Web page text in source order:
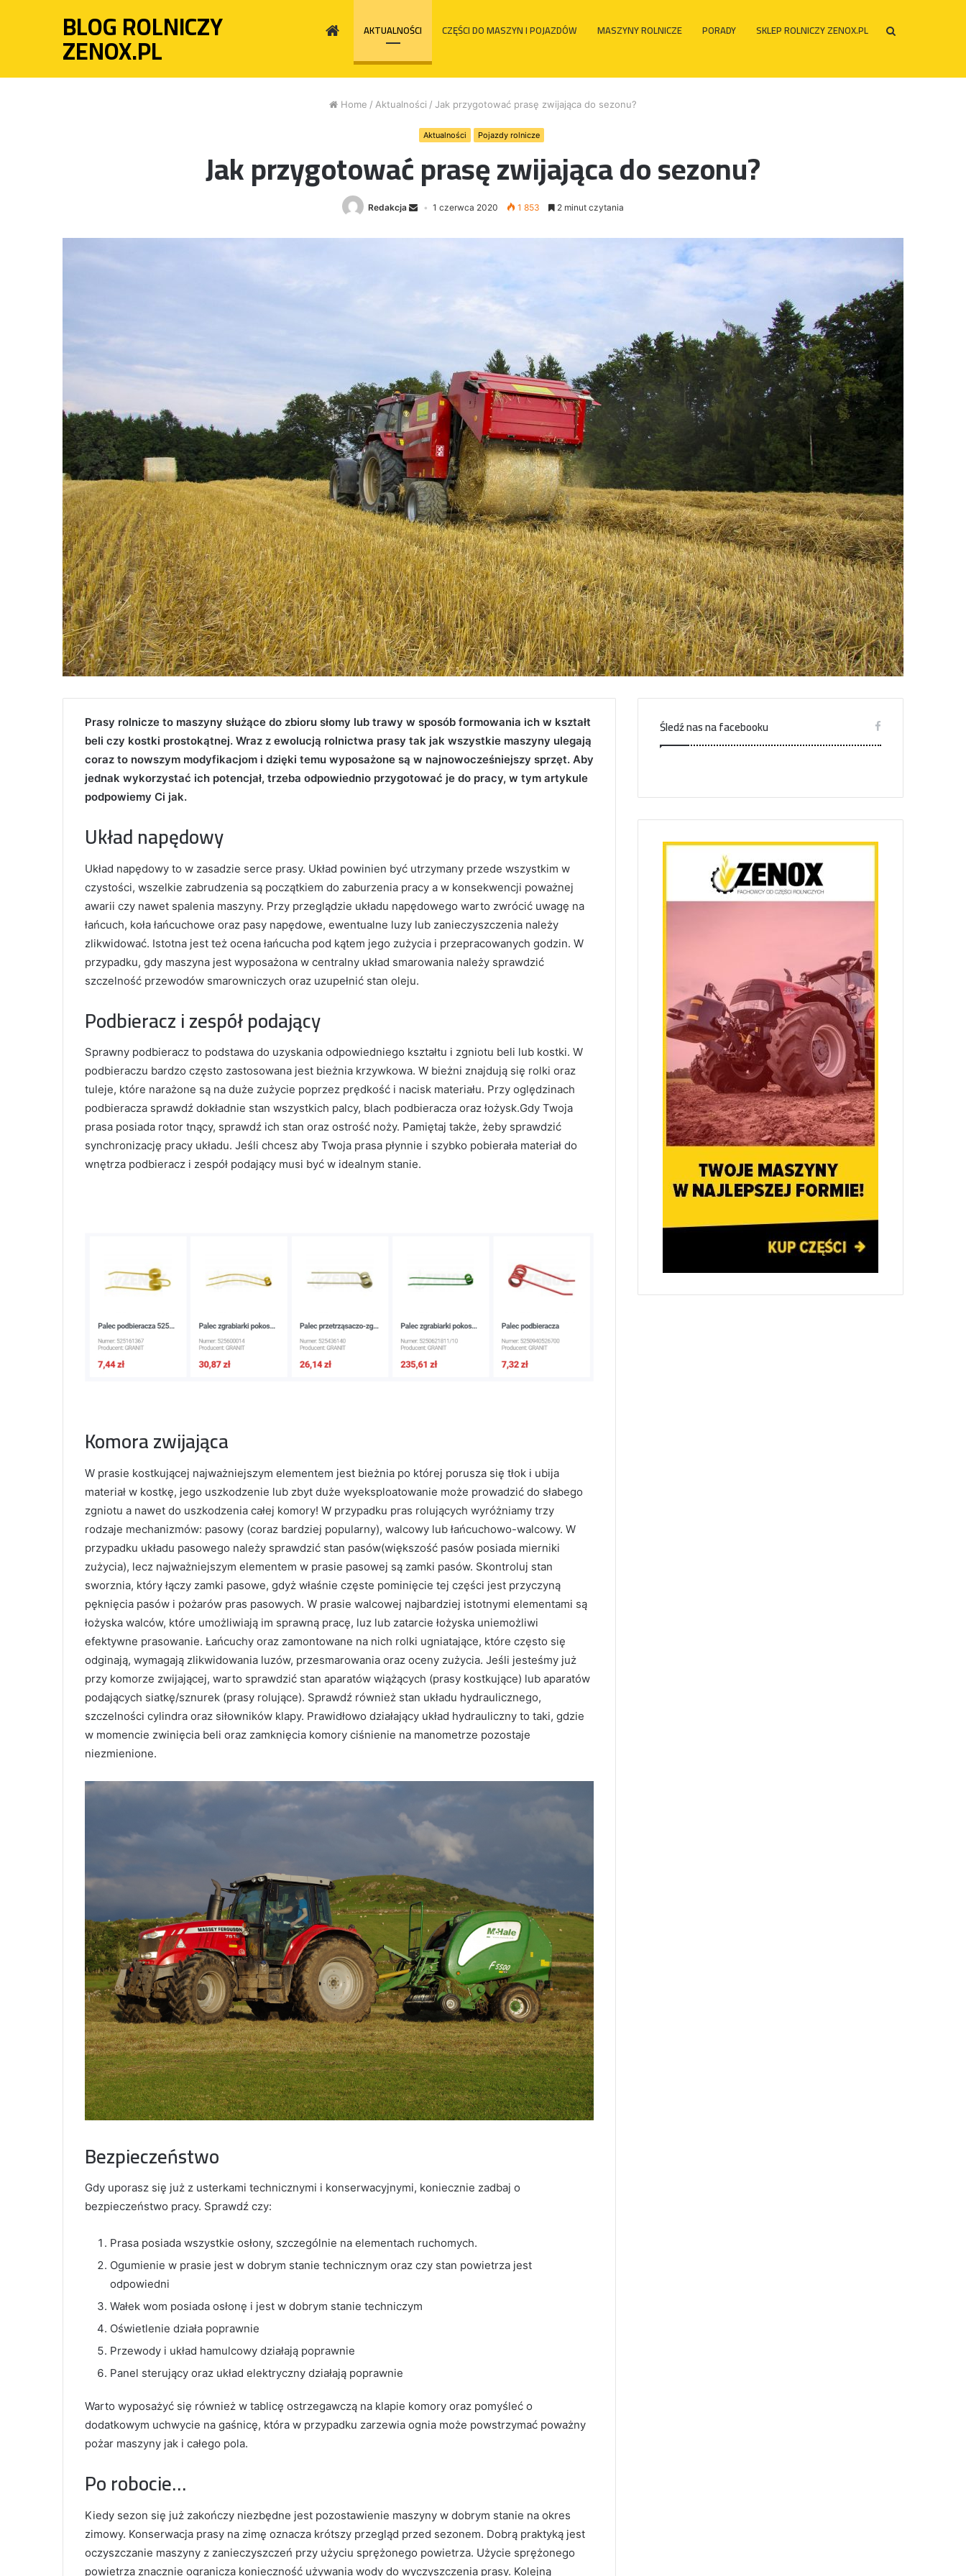
BLOG ROLNICZY
ZENOX.PL HOME AKTUALNOŚCI CZĘŚCI DO MASZYN I POJAZDÓW MASZYNY ROLNICZE PORADY SKLEP ROLNICZY ZENOX.PL
Home / Aktualności / Jak przygotować prasę zwijająca do sezonu?
Aktualności Pojazdy rolnicze
Jak przygotować prasę zwijająca do sezonu?
Redakcja 1 czerwca 2020 1 853 2 minut czytania
Prasy rolnicze to maszyny służące do zbioru słomy lub trawy w sposób formowania ich w kształt
beli czy kostki prostokątnej. Wraz z ewolucją rolnictwa prasy tak jak wszystkie maszyny ulegają
coraz to nowszym modyfikacjom i dzięki temu wyposażone są w najnowocześniejszy sprzęt. Aby
jednak wykorzystać ich potencjał, trzeba odpowiednio przygotować je do pracy, w tym artykule
podpowiemy Ci jak.
Układ napędowy
Układ napędowy to w zasadzie serce prasy. Układ powinien być utrzymany przede wszystkim w
czystości, wszelkie zabrudzenia są początkiem do zaburzenia pracy a w konsekwencji poważnej
awarii czy nawet spalenia maszyny. Przy przeglądzie układu napędowego warto zwrócić uwagę na
łańcuch, koła łańcuchowe oraz pasy napędowe, ewentualne luzy lub zanieczyszczenia należy
zlikwidować. Istotna jest też ocena łańcucha pod kątem jego zużycia i przepracowanych godzin. W
przypadku, gdy maszyna jest wyposażona w centralny układ smarowania należy sprawdzić
szczelność przewodów smarowniczych oraz uzupełnić stan oleju.
Podbieracz i zespół podający
Sprawny podbieracz to podstawa do uzyskania odpowiedniego kształtu i zgniotu beli lub kostki. W
podbieraczu bardzo często zastosowana jest bieżnia krzywkowa. W bieżni znajdują się rolki oraz
tuleje, które narażone są na duże zużycie poprzez prędkość i nacisk materiału. Przy oględzinach
podbieracza sprawdź dokładnie stan wszystkich palcy, blach podbieracza oraz łożysk.Gdy Twoja
prasa posiada rotor tnący, sprawdź ich stan oraz ostrość noży. Pamiętaj także, żeby sprawdzić
synchronizację pracy układu. Jeśli chcesz aby Twoja prasa płynnie i szybko pobierała materiał do
wnętrza podbieracz i zespół podający musi być w idealnym stanie.
Komora zwijająca
W prasie kostkującej najważniejszym elementem jest bieżnia po której porusza się tłok i ubija
materiał w kostkę, jego uszkodzenie lub zbyt duże wyeksploatowanie może prowadzić do słabego
zgniotu a nawet do uszkodzenia całej komory! W przypadku pras rolujących wyróżniamy trzy
rodzaje mechanizmów: pasowy (coraz bardziej popularny), walcowy lub łańcuchowo-walcowy. W
przypadku układu pasowego należy sprawdzić stan pasów(większość pasów posiada mierniki
zużycia), lecz najważniejszym elementem w prasie pasowej są zamki pasów. Skontroluj stan
sworznia, który łączy zamki pasowe, gdyż właśnie częste pominięcie tej części jest przyczyną
pęknięcia pasów i pożarów pras pasowych. W prasie walcowej najbardziej istotnymi elementami są
łożyska walców, które umożliwiają im sprawną pracę, luz lub zatarcie łożyska uniemożliwi
efektywne prasowanie. Łańcuchy oraz zamontowane na nich rolki ugniatające, które często się
odginają, wymagają zlikwidowania luzów, przesmarowania oraz oceny zużycia. Jeśli jesteśmy już
przy komorze zwijającej, warto sprawdzić stan aparatów wiążących (prasy kostkujące) lub aparatów
podających siatkę/sznurek (prasy rolujące). Sprawdź również stan układu hydraulicznego,
szczelności cylindra oraz siłowników klapy. Prawidłowo działający układ hydrauliczny to taki, gdzie
w momencie zwinięcia beli oraz zamknięcia komory ciśnienie na manometrze pozostaje
niezmienione.
Bezpieczeństwo
Gdy uporasz się już z usterkami technicznymi i konserwacyjnymi, koniecznie zadbaj o
bezpieczeństwo pracy. Sprawdź czy:
Prasa posiada wszystkie osłony, szczególnie na elementach ruchomych.
Ogumienie w prasie jest w dobrym stanie technicznym oraz czy stan powietrza jest
odpowiedni
Wałek wom posiada osłonę i jest w dobrym stanie techniczym
Oświetlenie działa poprawnie
Przewody i układ hamulcowy działają poprawnie
Panel sterujący oraz układ elektryczny działają poprawnie
Warto wyposażyć się również w tablicę ostrzegawczą na klapie komory oraz pomyśleć o
dodatkowym uchwycie na gaśnicę, która w przypadku zarzewia ognia może powstrzymać poważny
pożar maszyny jak i całego pola.
Po robocie…
Kiedy sezon się już zakończy niezbędne jest pozostawienie maszyny w dobrym stanie na okres
zimowy. Konserwacja prasy na zimę oznacza krótszy przegląd przed sezonem. Dobrą praktyką jest
oczyszczanie maszyny z zanieczyszczeń przy użyciu sprężonego powietrza. Użycie sprężonego
powietrza znacznie ogranicza konieczność używania wody do wyczyszczenia prasy. Kolejną
Śledź nas na facebooku